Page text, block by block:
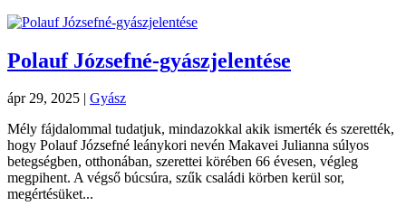
Polauf Józsefné-gyászjelentése
ápr 29, 2025 | Gyász
Mély fájdalommal tudatjuk, mindazokkal akik ismerték és szerették,
hogy Polauf Józsefné leánykori nevén Makavei Julianna súlyos
betegségben, otthonában, szerettei körében 66 évesen, végleg
megpihent. A végső búcsúra, szűk családi körben kerül sor,
megértésüket...